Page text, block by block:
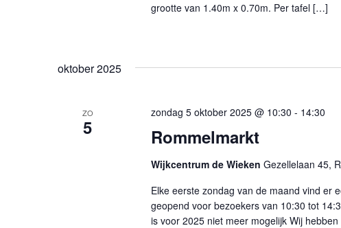
grootte van 1.40m x 0.70m. Per tafel […]
oktober 2025
ZO
5 Rommelmarkt
zondag 5 oktober 2025 @ 10:30 - 14:30
Wijkcentrum de Wieken Gezellelaan 45,
Elke eerste zondag van de maand vind er
geopend voor bezoekers van 10:30 tot
is voor 2025 niet meer mogelijk Wij